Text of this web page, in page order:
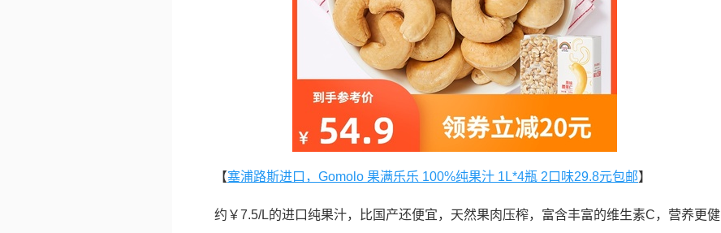
【塞浦路斯进口，Gomolo 果满乐乐 100%纯果汁 1L*4瓶 2口味29.8元包邮】
约￥7.5/L的进口纯果汁，比国产还便宜，天然果肉压榨，富含丰富的维生素C，营养更健